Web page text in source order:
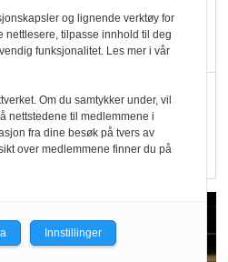
sliter
å få tak i nok melk
Økokundene
Er markedet
og lignende verktøy for
nettlesere, tilpasse innhold til deg
funksjonalitet. Les mer i vår
Om du samtykker under, vil
nettstedene til medlemmene i
fra dine besøk på tvers av
over medlemmene finner du på
Innstillinger